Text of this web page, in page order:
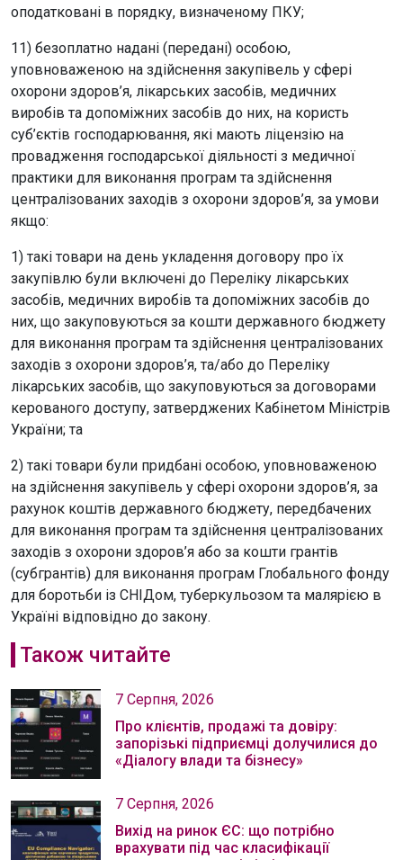
оподатковані в порядку, визначеному ПКУ;
11) безоплатно надані (передані) особою,
уповноваженою на здійснення закупівель у сфері
охорони здоров’я, лікарських засобів, медичних
виробів та допоміжних засобів до них, на користь
суб’єктів господарювання, які мають ліцензію на
провадження господарської діяльності з медичної
практики для виконання програм та здійснення
централізованих заходів з охорони здоров’я, за умови
якщо:
1) такі товари на день укладення договору про їх
закупівлю були включені до Переліку лікарських
засобів, медичних виробів та допоміжних засобів до
них, що закуповуються за кошти державного бюджету
для виконання програм та здійснення централізованих
заходів з охорони здоров’я, та/або до Переліку
лікарських засобів, що закуповуються за договорами
керованого доступу, затверджених Кабінетом Міністрів
України; та
2) такі товари були придбані особою, уповноваженою
на здійснення закупівель у сфері охорони здоров’я, за
рахунок коштів державного бюджету, передбачених
для виконання програм та здійснення централізованих
заходів з охорони здоров’я або за кошти грантів
(субгрантів) для виконання програм Глобального фонду
для боротьби із СНІДом, туберкульозом та малярією в
Україні відповідно до закону.
Також читайте
7 Серпня, 2026
Про клієнтів, продажі та довіру:
запорізькі підприємці долучилися до
«Діалогу влади та бізнесу»
7 Серпня, 2026
Вихід на ринок ЄС: що потрібно
врахувати під час класифікації